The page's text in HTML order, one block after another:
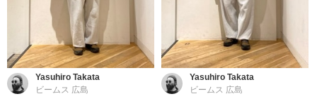
Yasuhiro Takata
ビームス 広島
Yasuhiro Takata
ビームス 広島